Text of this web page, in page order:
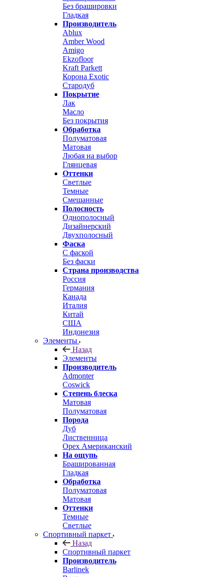
Без брашировки
Гладкая
Производитель
Ablux
Amber Wood
Amigo
Ekzofloor
Kraft Parkett
Корона Exotic
Стародуб
Покрытие
Лак
Масло
Без покрытия
Обработка
Полуматовая
Матовая
Любая на выбор
Глянцевая
Оттенки
Светлые
Темные
Смешанные
Полосность
Однополосный
Дизайнерский
Двухполосный
Фаска
С фаской
Без фаски
Страна производства
Россия
Германия
Канада
Италия
Китай
США
Индонезия
Элементы
Назад
Элементы
Производитель
Admonter
Coswick
Степень блеска
Матовая
Полуматовая
Порода
Дуб
Лиственница
Орех Американский
На ощупь
Брашированная
Гладкая
Обработка
Полуматовая
Матовая
Оттенки
Темные
Светлые
Спортивный паркет
Назад
Спортивный паркет
Производитель
Barlinek